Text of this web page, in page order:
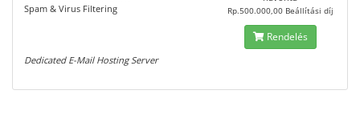
Spam & Virus Filtering
Dedicated E-Mail Hosting Server
Rp.500.000,00 Beállítási díj
Rendelés